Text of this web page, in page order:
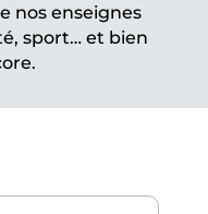
nos enseignes
sport… et bien